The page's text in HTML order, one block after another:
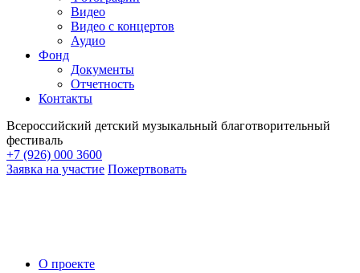
Видео
Видео с концертов
Аудио
Фонд
Документы
Отчетность
Контакты
Всероссийский детский музыкальный благотворительный
фестиваль
+7 (926) 000 3600
Заявка на участие Пожертвовать
О проекте